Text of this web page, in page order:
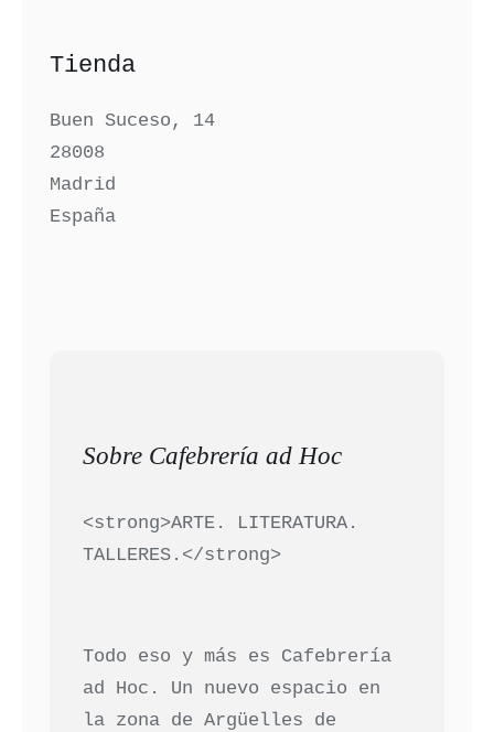
Tienda
Buen Suceso, 14
28008
Madrid
España
Sobre Cafebrería ad Hoc
<strong>ARTE. LITERATURA.
TALLERES.</strong>
Todo eso y más es Cafebrería
ad Hoc. Un nuevo espacio en
la zona de Argüelles de